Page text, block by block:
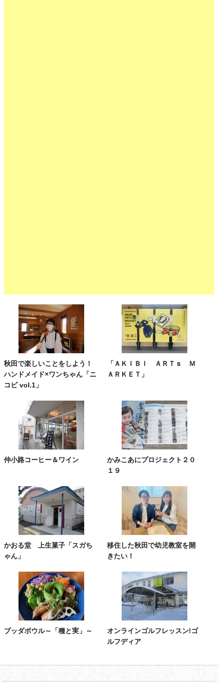
秋田で楽しいことをしよう！
ハンドメイド×ワンちゃん「ニ
コビ vol.1」
「ＡＫＩＢＩ ＡＲＴｓ Ｍ
ＡＲＫＥＴ」
仲小路コーヒー＆ワイン
かみこあにプロジェクト２０
１９
かおる堂 上生菓子「スガち
ゃん」
移住した秋田で幼児教室を開
きたい！
ブッダボウル～「種と実」～
オンラインゴルフレッスン!ゴ
ルフディア